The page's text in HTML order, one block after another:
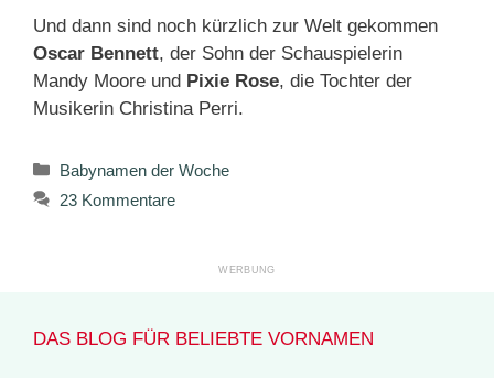
Und dann sind noch kürzlich zur Welt gekommen
Oscar Bennett, der Sohn der Schauspielerin
Mandy Moore und Pixie Rose, die Tochter der
Musikerin Christina Perri.
Kategorien
Babynamen der Woche
23 Kommentare
DAS BLOG FÜR BELIEBTE VORNAMEN